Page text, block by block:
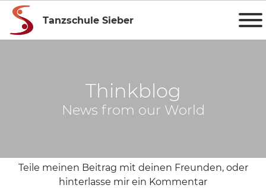
Tanzschule Sieber
Thinkblog
News from our World
Teile meinen Beitrag mit deinen Freunden, oder
hinterlasse mir ein Kommentar